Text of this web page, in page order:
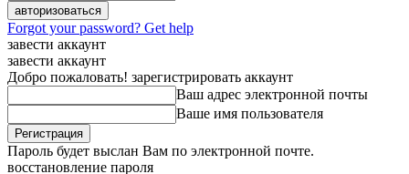
Forgot your password? Get help
завести аккаунт
завести аккаунт
Добро пожаловать! зарегистрировать аккаунт
Ваш адрес электронной почты
Ваше имя пользователя
Пароль будет выслан Вам по электронной почте.
восстановление пароля